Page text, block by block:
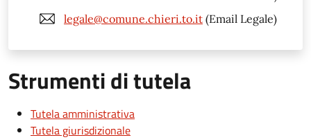
legale@comune.chieri.to.it (Email Legale)
Strumenti di tutela
Tutela amministrativa
Tutela giurisdizionale